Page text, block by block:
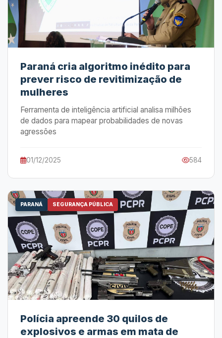
Paraná cria algoritmo inédito para
prever risco de revitimização de
mulheres
Ferramenta de inteligência artificial analisa milhões
de dados para mapear probabilidades de novas
agressões
01/12/2025 584
PARANÁ SEGURANÇA PÚBLICA
Polícia apreende 30 quilos de
explosivos e armas em mata de